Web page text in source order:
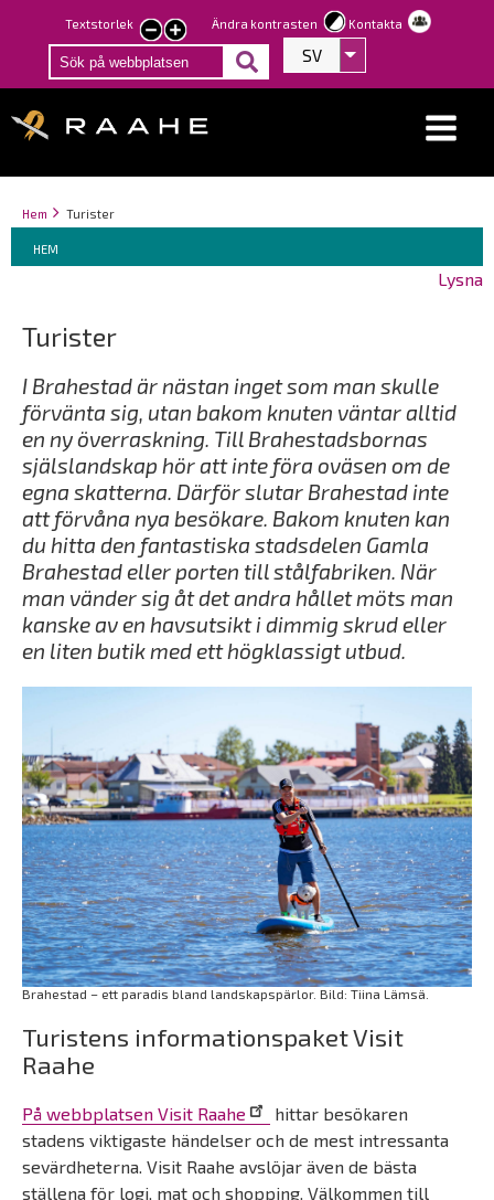
Hoppa
till
huvudinnehåll
Textstorlek
smaller
text
larger
text
Ändra kontrasten Kontakta
SV Visa fler åtgärder
Länkstigar
You
here:
Hem Turister
Breadcrumbs
You
are
HEM
Lysna
Turister
I Brahestad är nästan inget som man skulle
förvänta sig, utan bakom knuten väntar alltid
en ny överraskning. Till Brahestadsbornas
själslandskap hör att inte föra oväsen om de
egna skatterna. Därför slutar Brahestad inte
att förvåna nya besökare. Bakom knuten kan
du hitta den fantastiska stadsdelen Gamla
Brahestad eller porten till stålfabriken. När
man vänder sig åt det andra hållet möts man
kanske av en havsutsikt i dimmig skrud eller
en liten butik med ett högklassigt utbud.
Brahestad – ett paradis bland landskapspärlor. Bild: Tiina Lämsä.
Turistens informationspaket Visit
Raahe
På webbplatsen Visit Raahe
hittar besökaren
stadens viktigaste händelser och de mest intressanta
sevärdheterna. Visit Raahe avslöjar även de bästa
ställena för logi, mat och shopping. Välkommen till